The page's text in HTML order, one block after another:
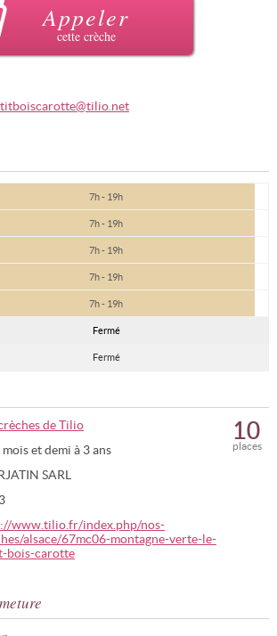
Appeler
cette crèche
7h - 19h
7h - 19h
7h - 19h
7h - 19h
7h - 19h
Fermé
Fermé
de Tilio
mois et demi à 3 ans
SARL
www.tilio.fr/index.php/nos-
alsace/67mc06-montagne-verte-le-
bois-carotte
places
10